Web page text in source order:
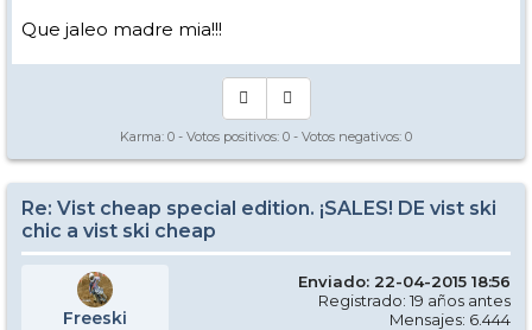
Que jaleo madre mia!!!
Karma: 0 - Votos positivos: 0 - Votos negativos: 0
Re: Vist cheap special edition. ¡SALES! DE vist ski
chic a vist ski cheap
Freeski
Enviado: 22-04-2015 18:56
Registrado: 19 años antes
Mensajes: 6.444